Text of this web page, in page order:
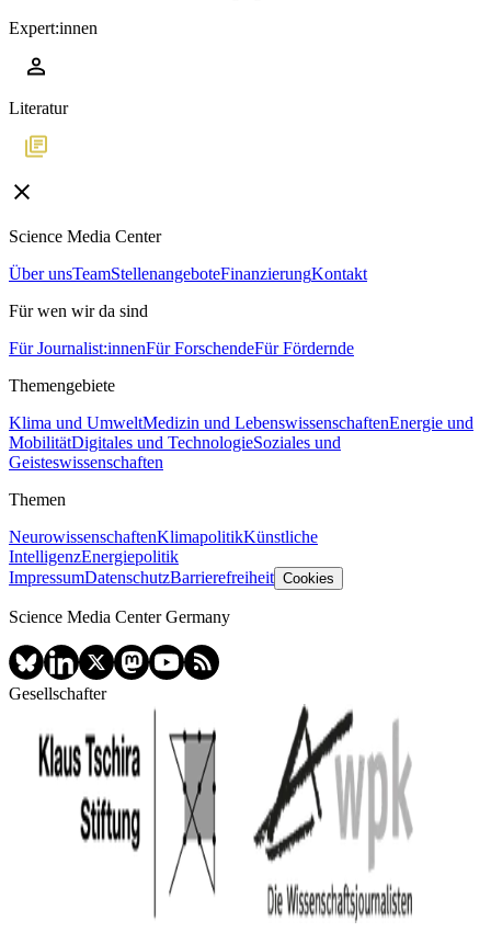
Expert:innen
Literatur
Science Media Center
Über unsTeamStellenangeboteFinanzierungKontakt
Für wen wir da sind
Für Journalist:innenFür ForschendeFür Fördernde
Themengebiete
Klima und UmweltMedizin und LebenswissenschaftenEnergie und
MobilitätDigitales und TechnologieSoziales und
Geisteswissenschaften
Themen
NeurowissenschaftenKlimapolitikKünstliche
IntelligenzEnergiepolitik
ImpressumDatenschutzBarrierefreiheit Cookies
Science Media Center Germany
Gesellschafter